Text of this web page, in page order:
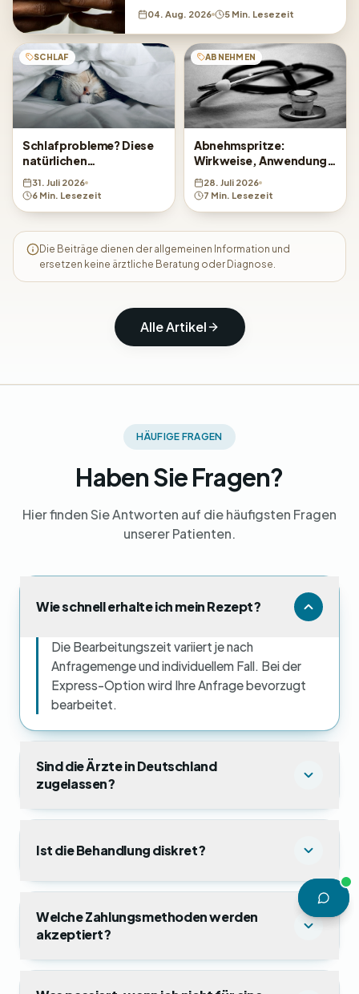
für Ihre Gesundheitsbedürfnisse
04. Aug. 2026 5 Min. Lesezeit
SCHLAF
Schlafprobleme? Diese
natürlichen
Behandlungsmethoden
helfen
31. Juli 2026
6 Min. Lesezeit
ABNEHMEN
Abnehmspritze:
Wirkweise, Anwendung
und was Sie wissen
sollten
28. Juli 2026
7 Min. Lesezeit
Die Beiträge dienen der allgemeinen Information und
ersetzen keine ärztliche Beratung oder Diagnose.
Alle Artikel
HÄUFIGE FRAGEN
Haben Sie Fragen?
Hier finden Sie Antworten auf die häufigsten Fragen
unserer Patienten.
Wie schnell erhalte ich mein Rezept?
Die Bearbeitungszeit variiert je nach
Anfragemenge und individuellem Fall. Bei der
Express-Option wird Ihre Anfrage bevorzugt
bearbeitet.
Sind die Ärzte in Deutschland
zugelassen?
Ist die Behandlung diskret?
Welche Zahlungsmethoden werden
akzeptiert?